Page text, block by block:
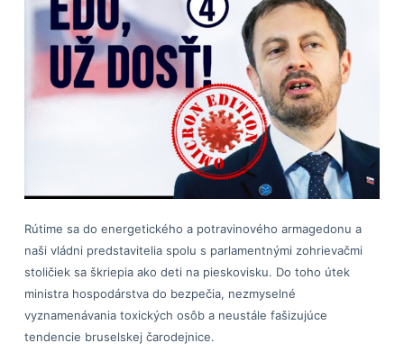
Rútime sa do energetického a potravinového armagedonu a
naši vládni predstavitelia spolu s parlamentnými zohrievačmi
stoličiek sa škriepia ako deti na pieskovisku. Do toho útek
ministra hospodárstva do bezpečia, nezmyselné
vyznamenávania toxických osôb a neustále fašizujúce
tendencie bruselskej čarodejnice.